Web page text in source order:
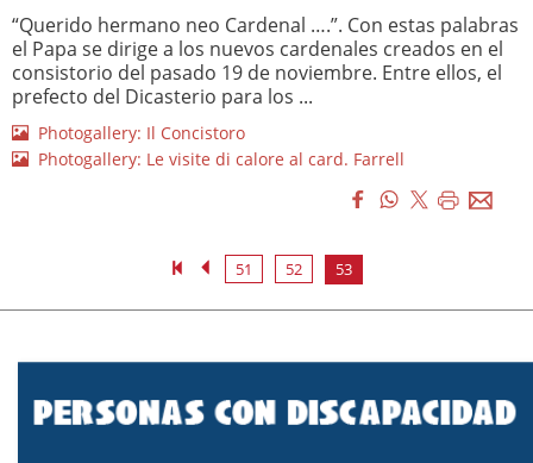
“Querido hermano neo Cardenal ….”. Con estas palabras
el Papa se dirige a los nuevos cardenales creados en el
consistorio del pasado 19 de noviembre. Entre ellos, el
prefecto del Dicasterio para los ...
Photogallery: Il Concistoro
Photogallery: Le visite di calore al card. Farrell
51 52 53